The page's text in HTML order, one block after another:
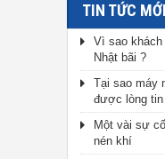
TIN TỨC
Vì sao khách
Nhật bãi ?
Tại sao máy
được lòng
Một vài sự
nén khí
phủ phản quang Nabakem
FX-1